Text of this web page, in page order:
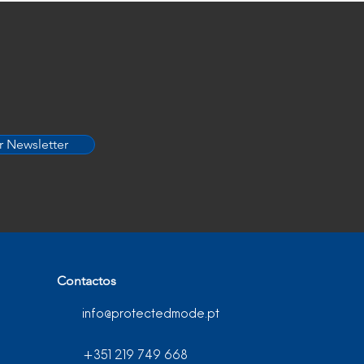
Newsletter
Contactos
info@protectedmode.pt
+351 219 749 668